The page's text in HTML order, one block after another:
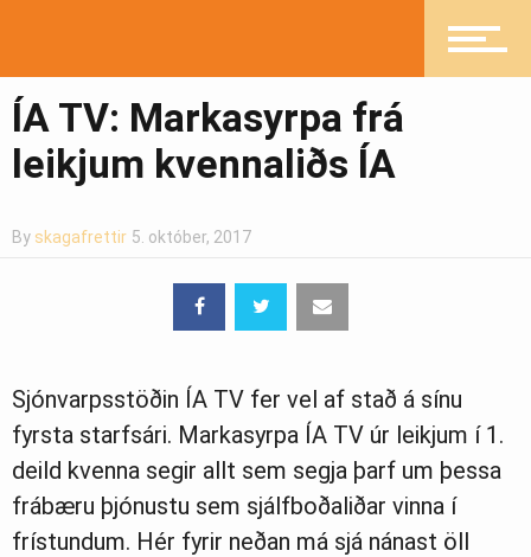
Fréttir
Heilsueflandi samfélag
ÍA TV: Markasyrpa frá
leikjum kvennaliðs ÍA
By skagafrettir 5. október, 2017
Sjónvarpsstöðin ÍA TV fer vel af stað á sínu
fyrsta starfsári. Markasyrpa ÍA TV úr leikjum í 1.
deild kvenna segir allt sem segja þarf um þessa
frábæru þjónustu sem sjálfboðaliðar vinna í
frístundum. Hér fyrir neðan má sjá nánast öll